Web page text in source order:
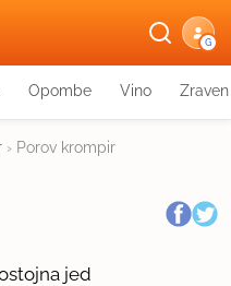
G
Opombe Vino
› Porov krompir
jed